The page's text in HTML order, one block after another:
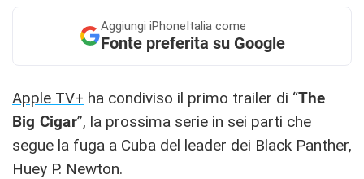
Aggiungi iPhoneItalia come
Fonte preferita su Google
Apple TV+ ha condiviso il primo trailer di “The
Big Cigar”, la prossima serie in sei parti che
segue la fuga a Cuba del leader dei Black Panther,
Huey P. Newton.